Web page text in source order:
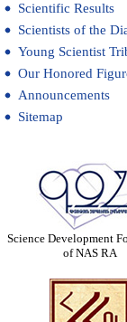
Scientific Results
Scientists of the
Young Scientist
Our Honored
Announcements
Sitemap
Science Development
of NAS RA